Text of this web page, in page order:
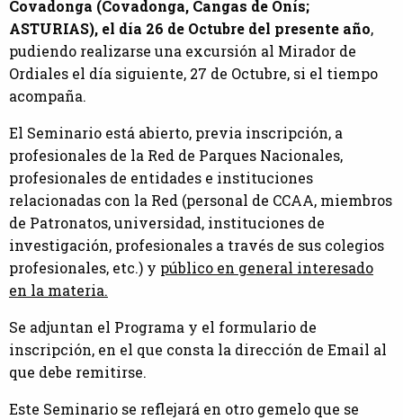
Covadonga (Covadonga, Cangas de Onís;
ASTURIAS), el día 26 de Octubre del presente año,
pudiendo realizarse una excursión al Mirador de
Ordiales el día siguiente, 27 de Octubre, si el tiempo
acompaña.
El Seminario está abierto, previa inscripción, a
profesionales de la Red de Parques Nacionales,
profesionales de entidades e instituciones
relacionadas con la Red (personal de CCAA, miembros
de Patronatos, universidad, instituciones de
investigación, profesionales a través de sus colegios
profesionales, etc.) y público en general interesado
en la materia.
Se adjuntan el Programa y el formulario de
inscripción, en el que consta la dirección de Email al
que debe remitirse.
Este Seminario se reflejará en otro gemelo que se